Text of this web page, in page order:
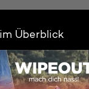
Überblick